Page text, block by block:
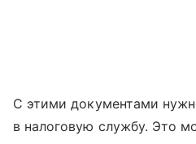
С этими документами
в налоговую службу. Это